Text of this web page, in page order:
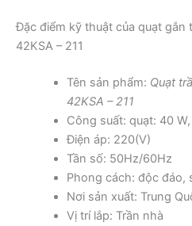
Đặc điểm kỹ thuật của quạt gắn
42KSA – 211
Tên sản phẩm: Quạt
42KSA – 211
Công suất: quạt: 40
Điện áp: 220(V)
Tần số: 50Hz/60Hz
Phong cách: độc đáo,
Nơi sản xuất: Trung
Vị trí lắp: Trần nhà